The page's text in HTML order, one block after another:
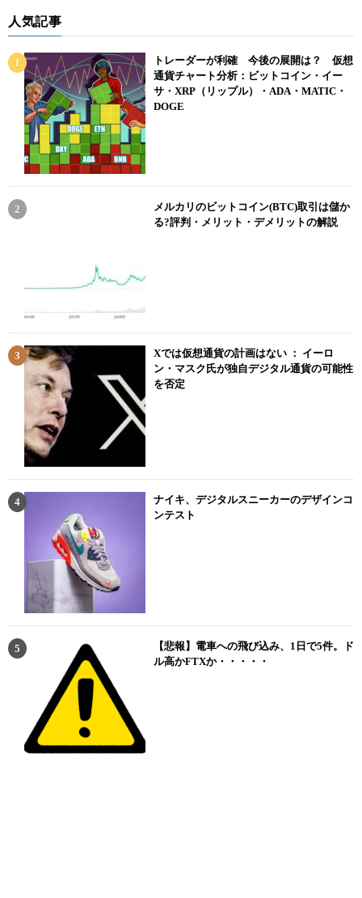
人気記事
トレーダーが利確 今後の展開は？ 仮想
通貨チャート分析：ビットコイン・イー
サ・XRP（リップル）・ADA・MATIC・
DOGE
メルカリのビットコイン(BTC)取引は儲か
る?評判・メリット・デメリットの解説
Xでは仮想通貨の計画はない ： イーロ
ン・マスク氏が独自デジタル通貨の可能性
を否定
ナイキ、デジタルスニーカーのデザインコ
ンテスト
【悲報】電車への飛び込み、1日で5件。ド
ル高かFTXか・・・・・